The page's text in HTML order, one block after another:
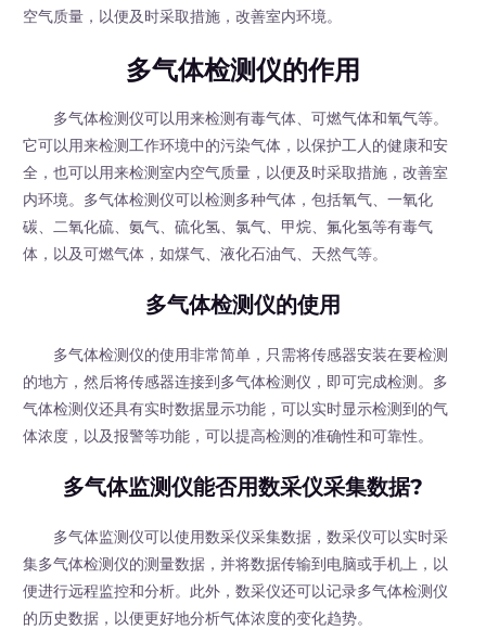
空气质量，以便及时采取措施，改善室内环境。
多气体检测仪的作用
多气体检测仪可以用来检测有毒气体、可燃气体和氧气等。
它可以用来检测工作环境中的污染气体，以保护工人的健康和安
全，也可以用来检测室内空气质量，以便及时采取措施，改善室
内环境。多气体检测仪可以检测多种气体，包括氧气、一氧化
碳、二氧化硫、氨气、硫化氢、氯气、甲烷、氟化氢等有毒气
体，以及可燃气体，如煤气、液化石油气、天然气等。
多气体检测仪的使用
多气体检测仪的使用非常简单，只需将传感器安装在要检测
的地方，然后将传感器连接到多气体检测仪，即可完成检测。多
气体检测仪还具有实时数据显示功能，可以实时显示检测到的气
体浓度，以及报警等功能，可以提高检测的准确性和可靠性。
多气体监测仪能否用数采仪采集数据?
多气体监测仪可以使用数采仪采集数据，数采仪可以实时采
集多气体检测仪的测量数据，并将数据传输到电脑或手机上，以
便进行远程监控和分析。此外，数采仪还可以记录多气体检测仪
的历史数据，以便更好地分析气体浓度的变化趋势。